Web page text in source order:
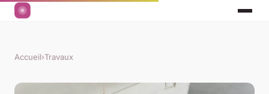
Accueil›Travaux